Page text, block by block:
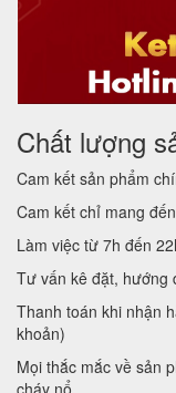
Chất lượng
Cam kết sản phẩm
Cam kết chỉ mang
Làm việc từ 7h đến
Tư vấn kê đặt, hướng
Thanh toán khi nhận
khoản)
Mọi thắc mắc về sản
cháy nổ.